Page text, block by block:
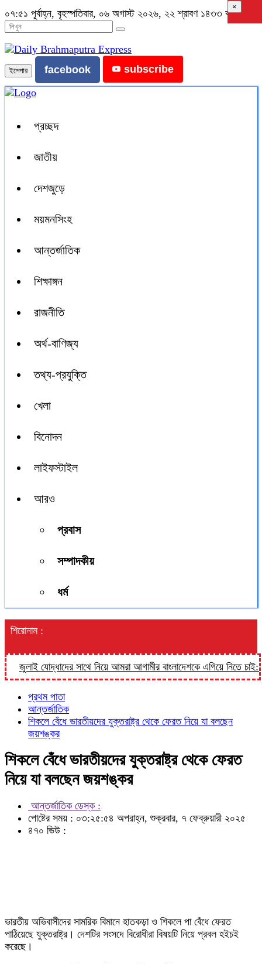
০৭:৫১ পূর্বাহ্ন, বৃহস্পতিবার, ০৬ অগাস্ট ২০২৬, ২২ শ্রাবণ ১৪৩৩ বঙ্গাব্দ
ইপেপার facebook subscribe
প্রচ্ছদ
জাতীয়
দেশজুড়ে
ময়মনসিংহ
আন্তর্জাতিক
শিক্ষাঙ্গন
রাজনীতি
অর্থ-বাণিজ্য
তথ্য-প্রযুক্তি
খেলা
বিনোদন
লাইফস্টাইল
আরও
প্রবাস
সম্পাদকীয়
ধর্ম
শিরোনাম :
জুলাই যোদ্ধাদের সাথে নিয়ে আমরা আগামীর বাংলাদেশকে এগিয়ে নিতে চাই: তথ্য
×
প্রথম পাতা
আন্তর্জাতিক
শিকলে বেঁধে ভারতীয়দের যুক্তরাষ্ট্র থেকে ফেরত নিয়ে যা বলছেন
জয়শঙ্কর
শিকলে বেঁধে ভারতীয়দের যুক্তরাষ্ট্র থেকে ফেরত
নিয়ে যা বলছেন জয়শঙ্কর
আন্তর্জাতিক ডেস্ক :
পোষ্টের সময় : ০৩:২৫:৫৪ অপরাহ্ন, শুক্রবার, ৭ ফেব্রুয়ারী ২০২৫
৪৭০ ভিউ :
ভারতীয় অভিবাসীদের সামরিক বিমানে হাতকড়া ও শিকলে পা বেঁধে ফেরত
পাঠিয়েছে যুক্তরাষ্ট্র। দেশটির সংসদে বিরোধীরা বিষয়টি নিয়ে প্রবল হইচই
করেছে।